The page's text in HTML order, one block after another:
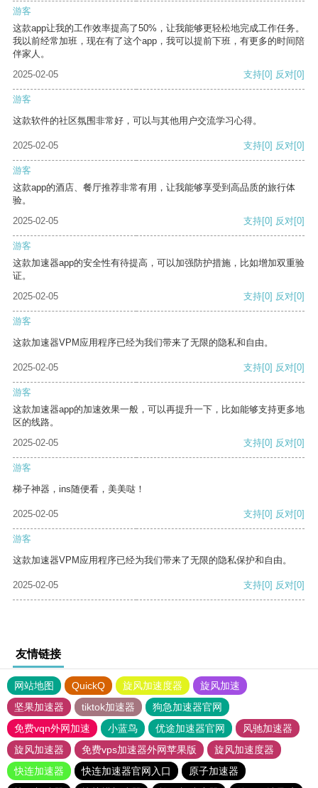
游客
这款app让我的工作效率提高了50%，让我能够更轻松地完成工作任务。
我以前经常加班，现在有了这个app，我可以提前下班，有更多的时间陪
伴家人。
2025-02-05
支持[0] 反对[0]
游客
这款软件的社区氛围非常好，可以与其他用户交流学习心得。
2025-02-05 支持[0] 反对[0]
游客
这款app的酒店、餐厅推荐非常有用，让我能够享受到高品质的旅行体
验。
2025-02-05
支持[0] 反对[0]
游客
这款加速器app的安全性有待提高，可以加强防护措施，比如增加双重验
证。
2025-02-05
支持[0] 反对[0]
游客
这款加速器VPM应用程序已经为我们带来了无限的隐私和自由。
2025-02-05 支持[0] 反对[0]
游客
这款加速器app的加速效果一般，可以再提升一下，比如能够支持更多地
区的线路。
2025-02-05
支持[0] 反对[0]
游客
梯子神器，ins随便看，美美哒！
2025-02-05 支持[0] 反对[0]
游客
这款加速器VPM应用程序已经为我们带来了无限的隐私保护和自由。
2025-02-05 支持[0] 反对[0]
友情链接
网站地图 QuickQ 旋风加速度器
旋风加速
坚果加速器
tiktok加速器
狗急加速器官网
免费vqn外网加速
小蓝鸟 优途加速器官网
风驰加速器
旋风加速器
免费vps加速器外网苹果版
旋风加速度器
快连加速器
快连加速器官网入口
原子加速器